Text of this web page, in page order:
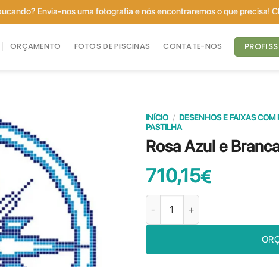
Envia-nos uma fotografia e nós encontraremos o que precisa!
ORÇAMENTO FOTOS DE PISCINAS CONTATE-NOS
INÍCIO / DESENHOS E FAIXAS COM
PASTILHA
Rosa Azul e
710,15€